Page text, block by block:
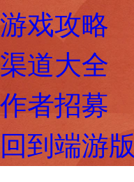
游戏攻略
渠道大全
作者招募
回到端游版